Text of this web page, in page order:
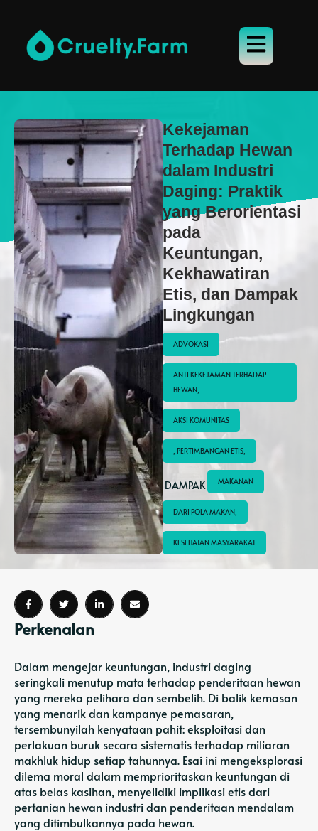
Kekejaman
Terhadap Hewan
dalam Industri
Daging: Praktik
yang Berorientasi
pada
Keuntungan,
Kekhawatiran
Etis, dan Dampak
Lingkungan
ADVOKASI
ANTI KEKEJAMAN TERHADAP
HEWAN,
AKSI KOMUNITAS
, PERTIMBANGAN ETIS,
DAMPAK MAKANAN
DARI POLA MAKAN,
KESEHATAN MASYARAKAT
Perkenalan
Dalam mengejar keuntungan, industri daging
seringkali menutup mata terhadap penderitaan hewan
yang mereka pelihara dan sembelih. Di balik kemasan
yang menarik dan kampanye pemasaran,
tersembunyilah kenyataan pahit: eksploitasi dan
perlakuan buruk secara sistematis terhadap miliaran
makhluk hidup setiap tahunnya. Esai ini mengeksplorasi
dilema moral dalam memprioritaskan keuntungan di
atas belas kasihan, menyelidiki implikasi etis dari
pertanian hewan industri dan penderitaan mendalam
yang ditimbulkannya pada hewan.